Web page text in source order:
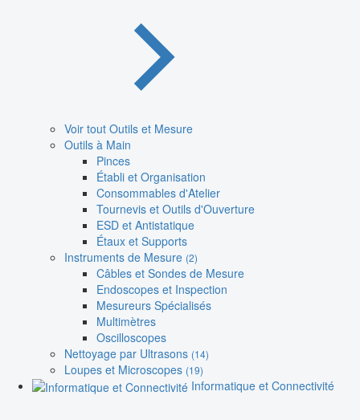
Voir tout Outils et Mesure
Outils à Main
Pinces
Établi et Organisation
Consommables d'Atelier
Tournevis et Outils d'Ouverture
ESD et Antistatique
Étaux et Supports
Instruments de Mesure (2)
Câbles et Sondes de Mesure
Endoscopes et Inspection
Mesureurs Spécialisés
Multimètres
Oscilloscopes
Nettoyage par Ultrasons (14)
Loupes et Microscopes (19)
Informatique et Connectivité